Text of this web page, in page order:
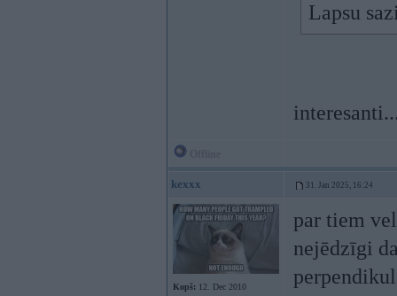
Lapsu
kexxx 31. Jan 2025, 16:24
Kopš: 12. Dec 2010
par tiem
nejēdzīgi